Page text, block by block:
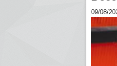
09/08/